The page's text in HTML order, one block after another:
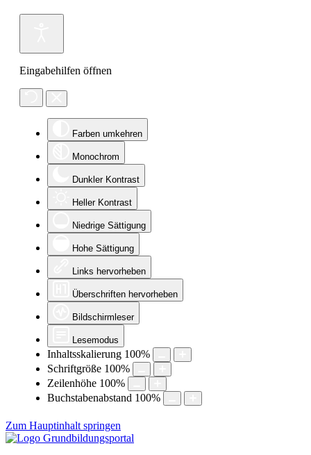
Eingabehilfen öffnen
Farben umkehren
Monochrom
Dunkler Kontrast
Heller Kontrast
Niedrige Sättigung
Hohe Sättigung
Links hervorheben
Überschriften hervorheben
Bildschirmleser
Lesemodus
Inhaltsskalierung 100%
Schriftgröße 100%
Zeilenhöhe 100%
Buchstabenabstand 100%
Zum Hauptinhalt springen